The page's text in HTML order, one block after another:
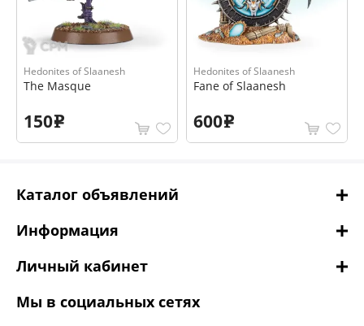
Hedonites of Slaanesh
The Masque
150e
Hedonites of Slaanesh
Fane of Slaanesh
600e
Каталог объявлений
Информация
Личный кабинет
Мы в социальных сетях